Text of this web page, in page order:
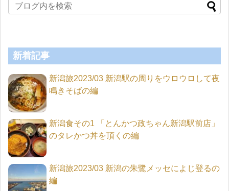
新着記事
新潟旅2023/03 新潟駅の周りをウロウロして夜
鳴きそばの編
新潟食その1 「とんかつ政ちゃん新潟駅前店」
のタレかつ丼を頂くの編
新潟旅2023/03 新潟の朱鷺メッセによじ登るの
編